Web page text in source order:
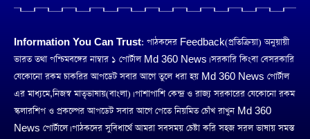
Information You Can Trust: পাঠকদের Feedback(প্রতিক্রিয়া) অনুয়ায়ী
ভারত তথা পশ্চিমবঙ্গের নাম্বার ১ পোর্টাল Md 360 News। সরকারি কিংবা বেসরকারি
যেকোনো রকম চাকরির আপডেট সবার আগে তুলে ধরা হয় Md 360 News পোর্টাল
এর মাধ্যমে,নিজস্ব মাতৃভাষায়(বাংলা)। পাশাপাশি কেন্দ্র ও রাজ্য সরকারের যেকোনো রকম
স্কলারশিপ ও প্রকল্পের আপডেট সবার আগে পেতে নিয়মিত চোঁখ রাখুন Md 360
News পোর্টালে। পাঠকদের সুবিধার্থে আমরা সবসময় চেষ্টা করি সহজ সরল ভাষায় সমস্ত